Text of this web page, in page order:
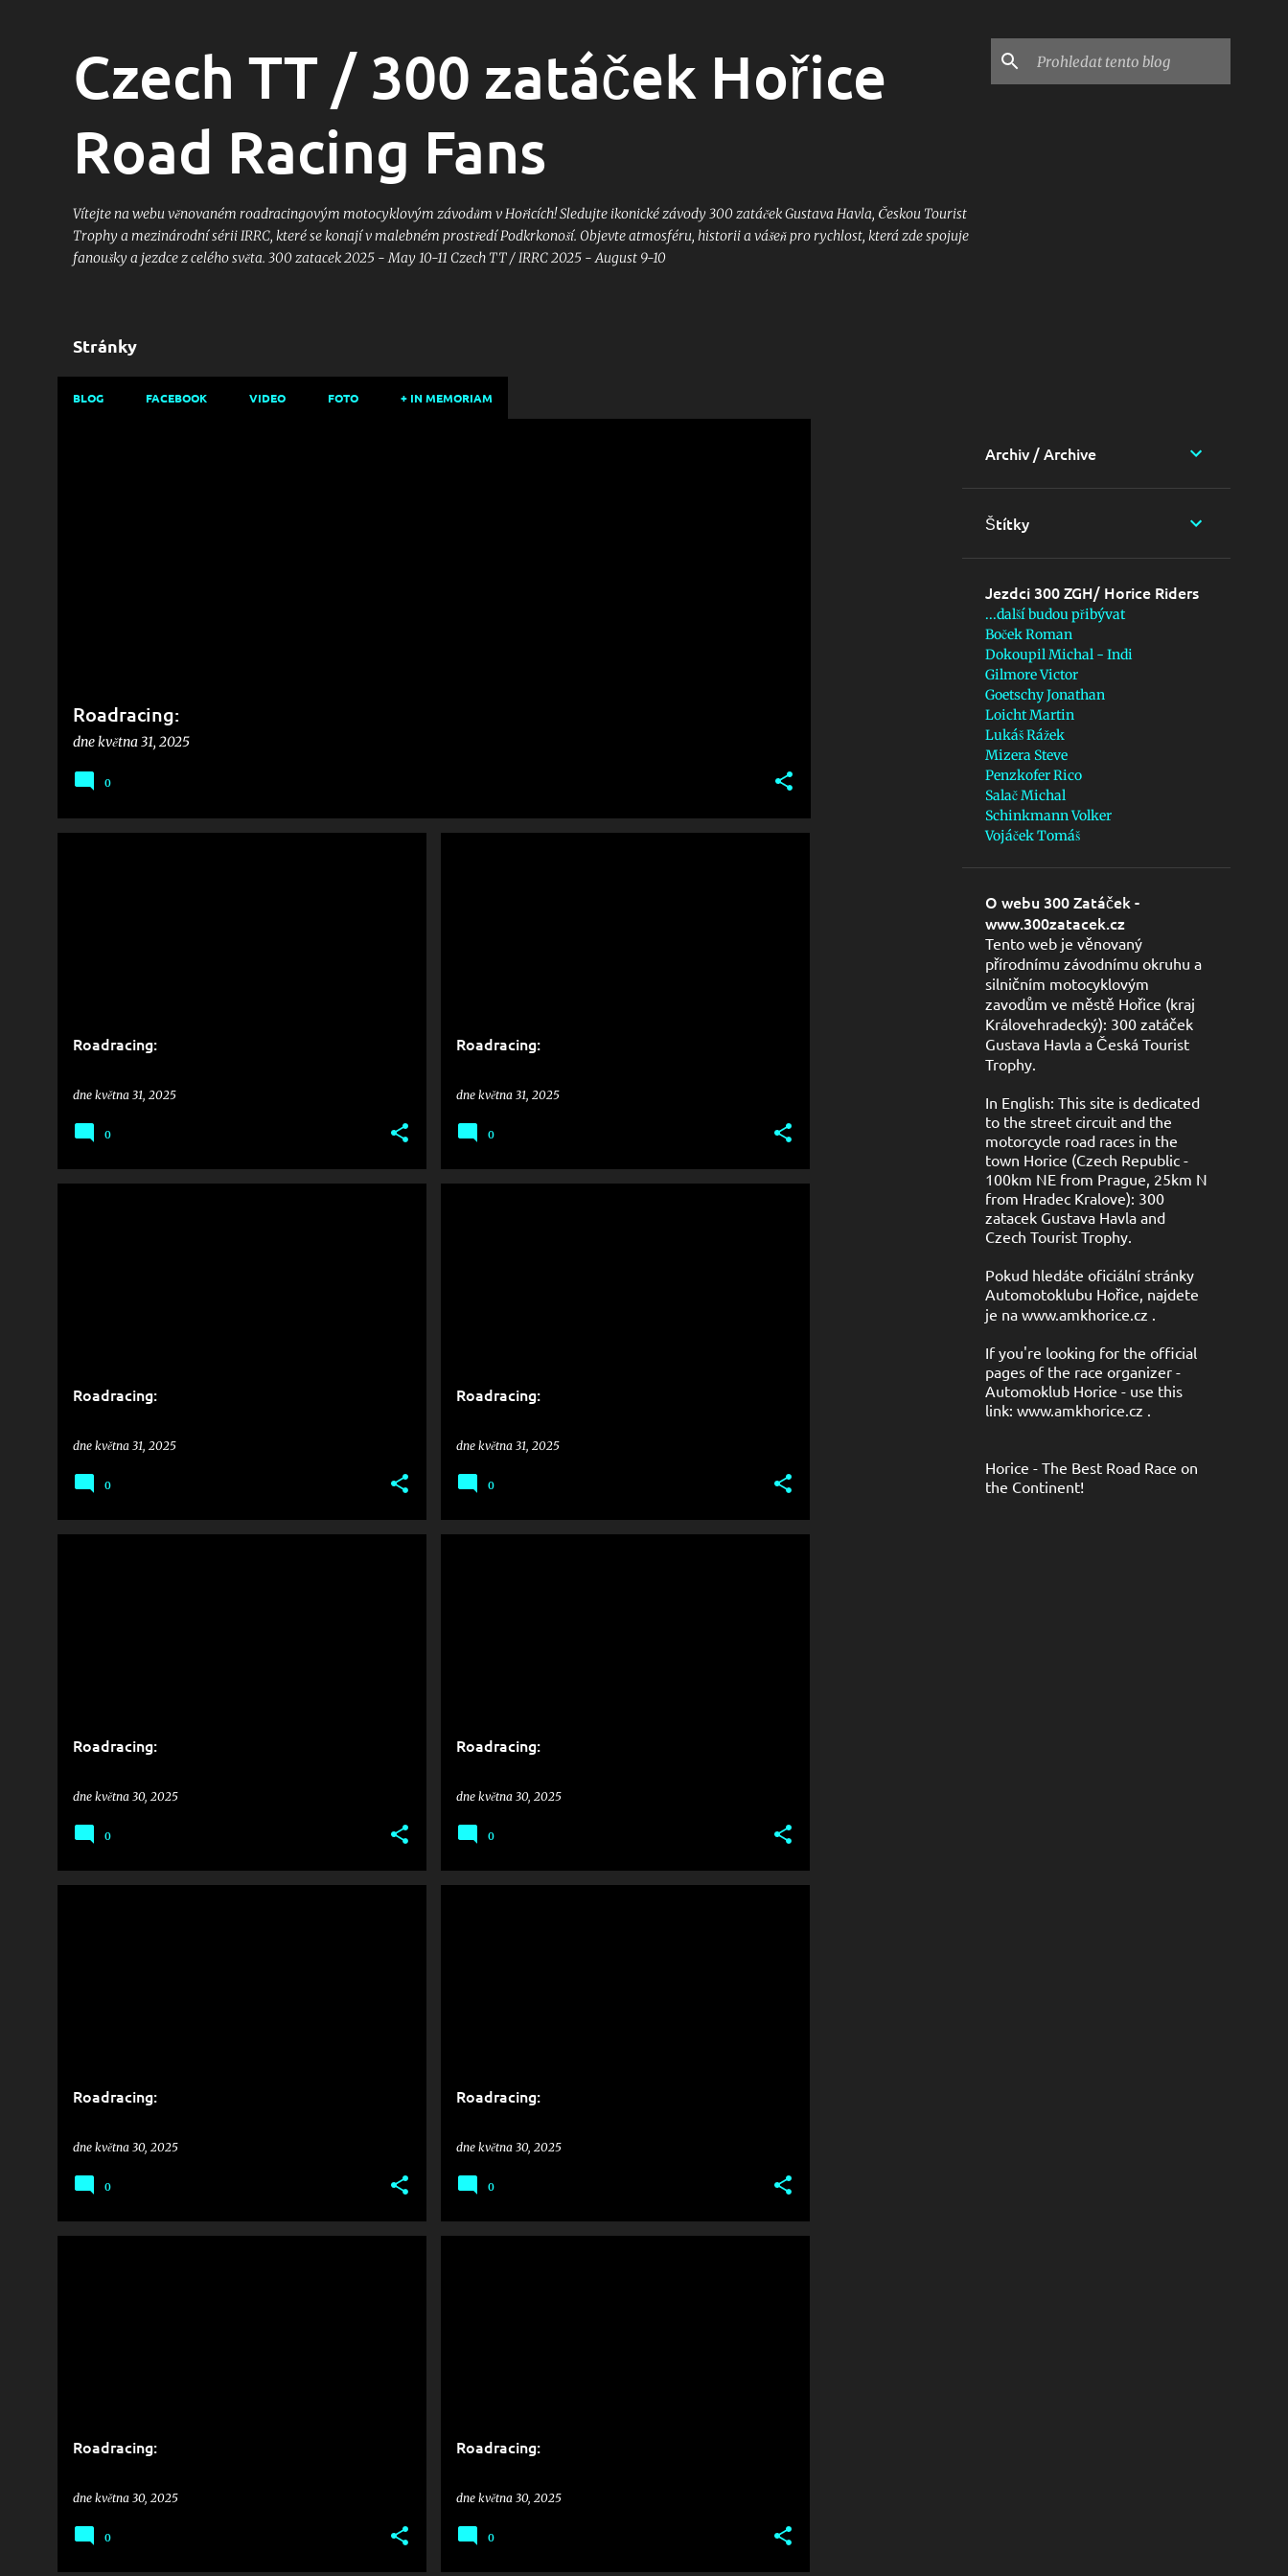
Czech TT / 300 zatáček Hořice
Road Racing Fans
Vítejte na webu věnovaném roadracingovým motocyklovým závodům v Hořicích! Sledujte ikonické závody 300 zatáček Gustava Havla, Českou Tourist
Trophy a mezinárodní sérii IRRC, které se konají v malebném prostředí Podkrkonoší. Objevte atmosféru, historii a vášeň pro rychlost, která zde spojuje
fanoušky a jezdce z celého světa. 300 zatacek 2025 - May 10-11 Czech TT / IRRC 2025 - August 9-10
Stránky
BLOG FACEBOOK VIDEO FOTO + IN MEMORIAM
Roadracing:
dnekvětna 31, 2025
0
Roadracing:
dne května 31, 2025
0
Roadracing:
dne května 31, 2025
0
Roadracing:
dne května 31, 2025
0
Roadracing:
dne května 31, 2025
0
Roadracing:
dne května 30, 2025
0
Roadracing:
dne května 30, 2025
0
Roadracing:
dne května 30, 2025
0
Roadracing:
dne května 30, 2025
0
Roadracing:
dne května 30, 2025
0
Roadracing:
dne května 30, 2025
0
Archiv / Archive
Štítky
Jezdci 300 ZGH/ Horice Riders
...další budou přibývat
Boček Roman
Dokoupil Michal - Indi
Gilmore Victor
Goetschy Jonathan
Loicht Martin
Lukáš Rážek
Mizera Steve
Penzkofer Rico
Salač Michal
Schinkmann Volker
Vojáček Tomáš
O webu 300 Zatáček -
www.300zatacek.cz
Tento web je věnovaný
přírodnímu závodnímu okruhu a
silničním motocyklovým
zavodům ve městě Hořice (kraj
Královehradecký): 300 zatáček
Gustava Havla a Česká Tourist
Trophy.
In English: This site is dedicated
to the street circuit and the
motorcycle road races in the
town Horice (Czech Republic -
100km NE from Prague, 25km N
from Hradec Kralove): 300
zatacek Gustava Havla and
Czech Tourist Trophy.
Pokud hledáte oficiální stránky
Automotoklubu Hořice, najdete
je na www.amkhorice.cz .
If you're looking for the official
pages of the race organizer -
Automoklub Horice - use this
link: www.amkhorice.cz .
Horice - The Best Road Race on
the Continent!